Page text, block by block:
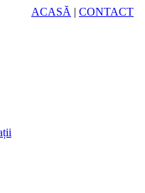
ACASĂ | CONTACT